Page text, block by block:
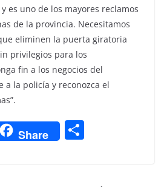
y es uno de los mayores reclamos
de la provincia. Necesitamos
eliminen la puerta giratoria
privilegios para los
fin a los negocios del
a la policía y reconozca el
Share